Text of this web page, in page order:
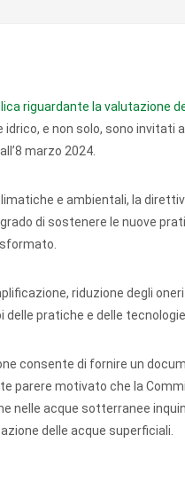
riguardante la valutazione
e non solo, sono invitati
marzo 2024.
e ambientali, la
di sostenere le nuove
riduzione degli
pratiche e delle tecnologie
consente di fornire un
parere motivato che la
nelle acque sotterranee
delle acque superficiali.